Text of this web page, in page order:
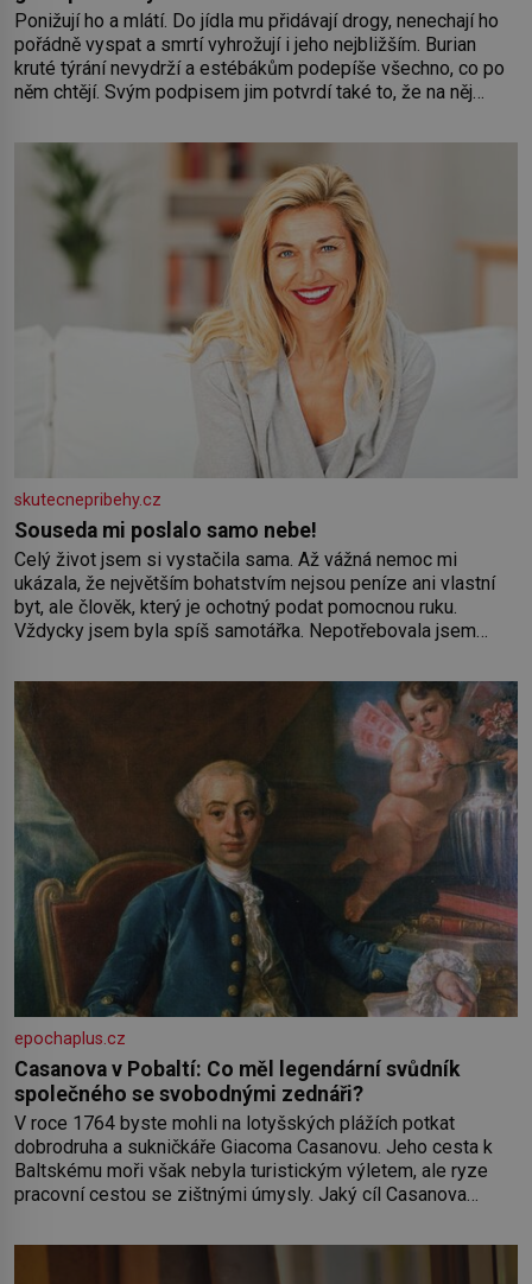
Ponižují ho a mlátí. Do jídla mu přidávají drogy, nenechají ho
pořádně vyspat a smrtí vyhrožují i jeho nejbližším. Burian
kruté týrání nevydrží a estébákům podepíše všechno, co po
něm chtějí. Svým podpisem jim potvrdí také to, že na něj
Syn brněnského řezníka chce být knězem a
skutecnepribehy.cz
Souseda mi poslalo samo nebe!
Celý život jsem si vystačila sama. Až vážná nemoc mi
ukázala, že největším bohatstvím nejsou peníze ani vlastní
byt, ale člověk, který je ochotný podat pomocnou ruku.
Vždycky jsem byla spíš samotářka. Nepotřebovala jsem
práce a hlavně klid. Hned po studiích jsem odešla z rodného
epochaplus.cz
Casanova v Pobaltí: Co měl legendární svůdník
společného se svobodnými zednáři?
V roce 1764 byste mohli na lotyšských plážích potkat
dobrodruha a sukničkáře Giacoma Casanovu. Jeho cesta k
Baltskému moři však nebyla turistickým výletem, ale ryze
pracovní cestou se zištnými úmysly. Jaký cíl Casanova
Rigy? Casanova v Pobaltí kontaktoval tamní zednářské lóže.
Nebyl v této oblasti žádným nováčkem, protože do